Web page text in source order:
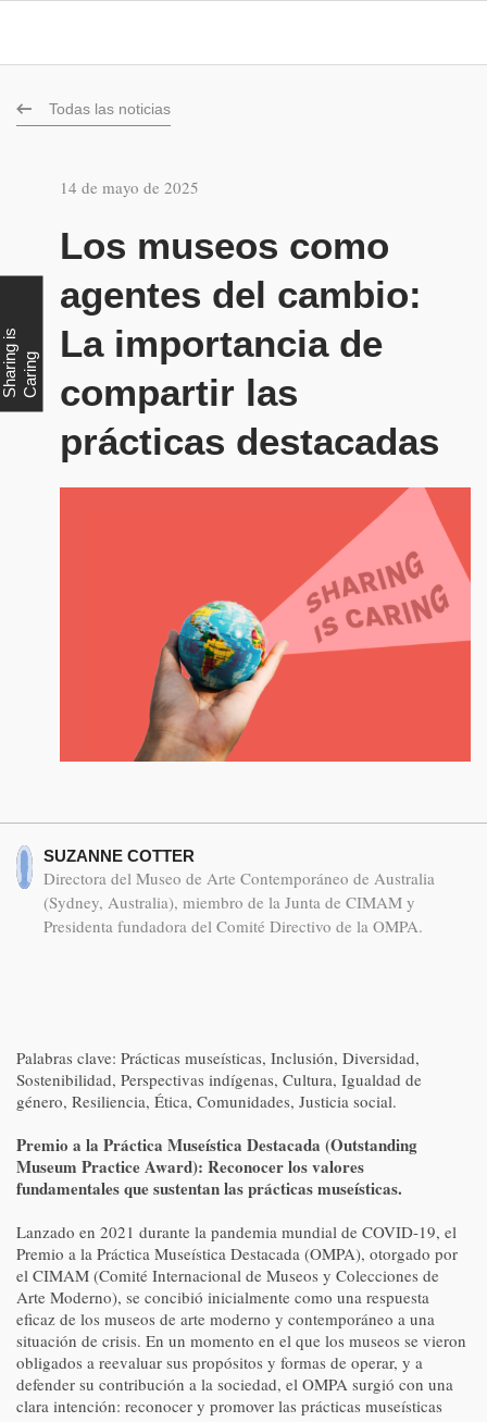
Todas las noticias
14 de mayo de 2025
S
h
a
r
in
g
i
s
C
a
r
i
ng
Los museos como
agentes del cambio:
La importancia de
compartir las
prácticas destacadas
SUZANNE COTTER
Directora del Museo de Arte Contemporáneo de Australia
(Sydney, Australia), miembro de la Junta de CIMAM y
Presidenta fundadora del Comité Directivo de la OMPA.
Palabras clave: Prácticas museísticas, Inclusión, Diversidad,
Sostenibilidad, Perspectivas indígenas, Cultura, Igualdad de
género, Resiliencia, Ética, Comunidades, Justicia social.
Premio a la Práctica Museística Destacada (Outstanding
Museum Practice Award): Reconocer los valores
fundamentales que sustentan las prácticas museísticas.
Lanzado en 2021 durante la pandemia mundial de COVID-19, el
Premio a la Práctica Museística Destacada (OMPA), otorgado por
el CIMAM (Comité Internacional de Museos y Colecciones de
Arte Moderno), se concibió inicialmente como una respuesta
eficaz de los museos de arte moderno y contemporáneo a una
situación de crisis. En un momento en el que los museos se vieron
obligados a reevaluar sus propósitos y formas de operar, y a
defender su contribución a la sociedad, el OMPA surgió con una
clara intención: reconocer y promover las prácticas museísticas